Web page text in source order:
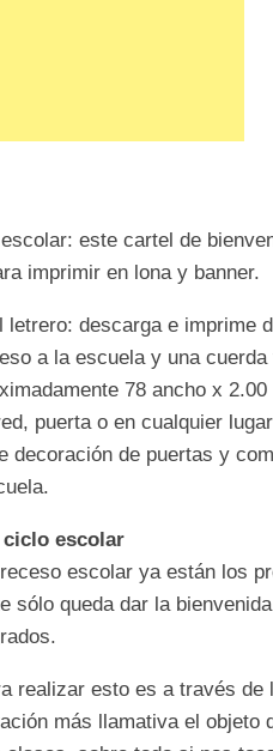
este cartel de
imprimir en lona y banner.
letrero: descarga e imprime
a la escuela y una
78 ancho x
puerta o en cualquier
decoración de puertas y
ciclo escolar
escolar ya están los
queda dar la
realizar esto es a través de
más llamativa el objeto